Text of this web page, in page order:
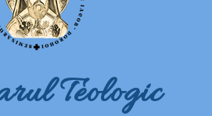
Teologic